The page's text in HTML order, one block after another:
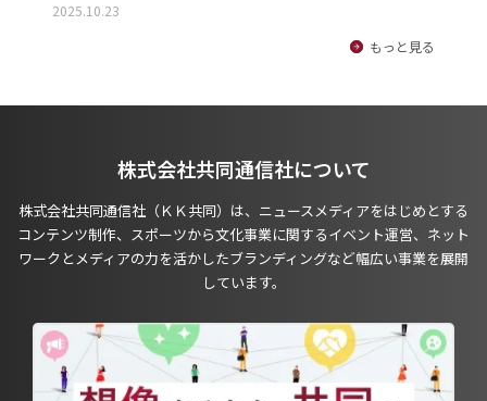
2025.10.23
もっと見る
株式会社共同通信社について
株式会社共同通信社（ＫＫ共同）は、ニュースメディアをはじめとする
コンテンツ制作、スポーツから文化事業に関するイベント運営、ネット
ワークとメディアの力を活かしたブランディングなど幅広い事業を展開
しています。